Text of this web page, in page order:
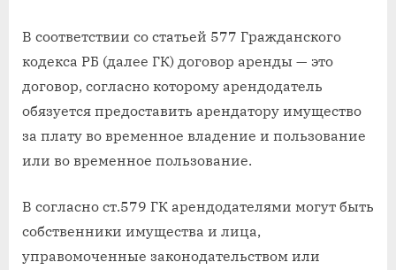
В соответствии со статьей 577 Гражданского
кодекса РБ (далее ГК) договор аренды — это
договор, согласно которому арендодатель
обязуется предоставить арендатору имущество
за плату во временное владение и пользование
или во временное пользование.
В согласно ст.579 ГК арендодателями могут быть
собственники имущества и лица,
управомоченные законодательством или